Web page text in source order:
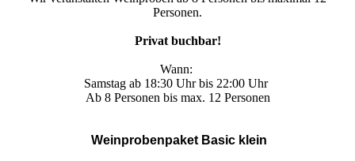
Personen.
Privat buchbar!
Wann:
Samstag ab 18:30 Uhr bis 22:00 Uhr
Ab 8 Personen bis max. 12 Personen
Weinprobenpaket Basic klein